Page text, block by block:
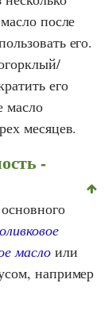
после
его.
его
масло
месяцев.
-
оливковое
маслоили
например